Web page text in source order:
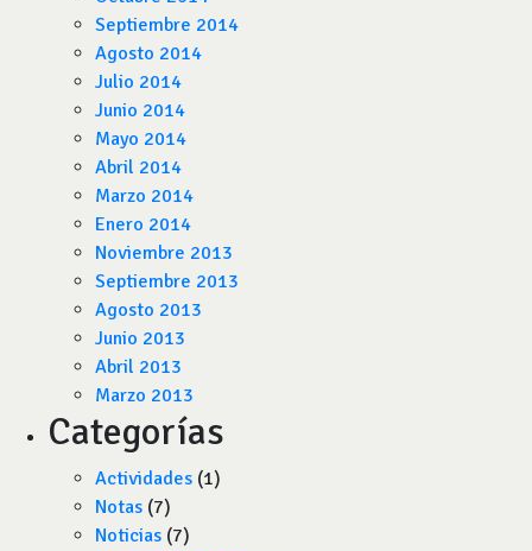
Septiembre 2014
Agosto 2014
Julio 2014
Junio 2014
Mayo 2014
Abril 2014
Marzo 2014
Enero 2014
Noviembre 2013
Septiembre 2013
Agosto 2013
Junio 2013
Abril 2013
Marzo 2013
Categorías
Actividades (1)
Notas (7)
Noticias (7)